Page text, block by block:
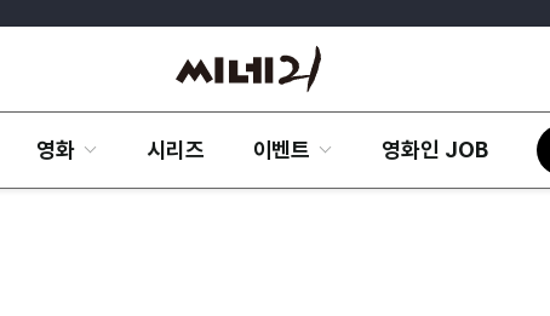
영화 시리즈 이벤트 영화인 JOB